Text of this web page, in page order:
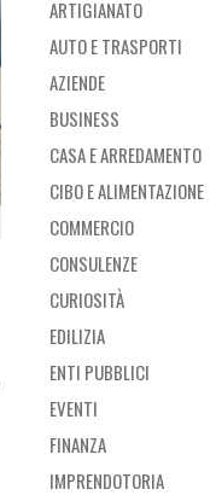
ARTIGIANATO
AUTO E TRASPORTI
AZIENDE
BUSINESS
CASA E ARREDAMENTO
CIBO E ALIMENTAZIONE
COMMERCIO
CONSULENZE
CURIOSITÀ
EDILIZIA
ENTI PUBBLICI
EVENTI
FINANZA
IMPRENDOTORIA